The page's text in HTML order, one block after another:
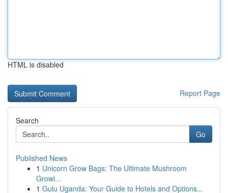
HTML is disabled
Report Page
Search
Go
Published News
1 Unicorn Grow Bags: The Ultimate Mushroom
Growi...
1 Gulu Uganda: Your Guide to Hotels and Options...